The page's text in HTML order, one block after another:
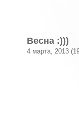
Весна :)))
4 марта, 2013